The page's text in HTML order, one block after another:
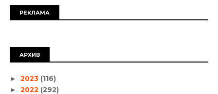
РЕКЛАМА
АРХИВ
► 2023 (116)
► 2022 (292)